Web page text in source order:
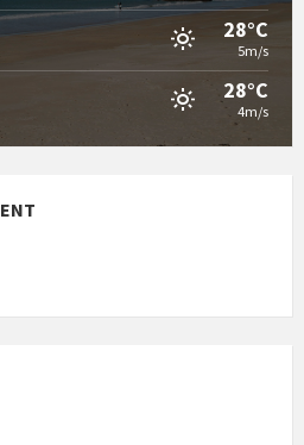
28°C
5m/s
28°C
4m/s